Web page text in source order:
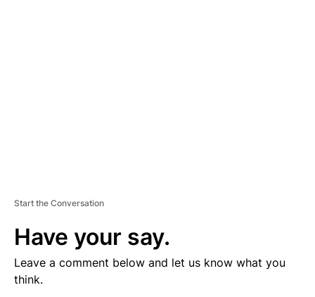
Start the Conversation
Have your say.
Leave a comment below and let us know what you
think.